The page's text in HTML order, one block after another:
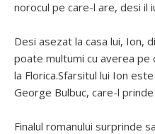
norocul pe care-l are, desi il
Desi asezat la casa lui, Ion,
poate multumi cu averea
la Florica.Sfarsitul lui Ion
George Bulbuc, care-l
Finalul romanului surprinde